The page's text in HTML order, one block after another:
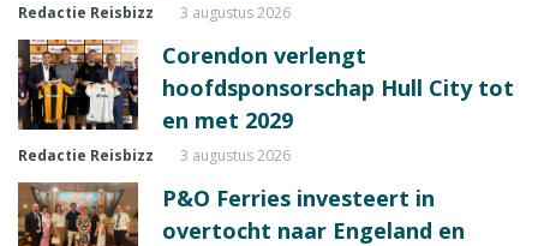
Redactie Reisbizz 3 augustus 2026
Corendon verlengt
hoofdsponsorschap Hull City tot
en met 2029
Redactie Reisbizz 3 augustus 2026
P&O Ferries investeert in
overtocht naar Engeland en